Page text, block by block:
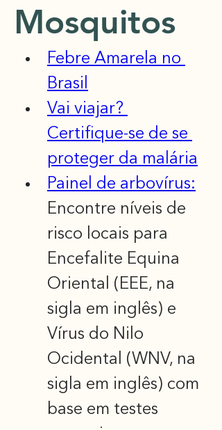
Mosquitos
Febre Amarela no
Brasil
Vai viajar?
Certifique-se de se
proteger da malária
Painel de arbovírus:
Encontre níveis de
risco locais para
Encefalite Equina
Oriental (EEE, na
sigla em inglês) e
Vírus do Nilo
Ocidental (WNV, na
sigla em inglês) com
base em testes